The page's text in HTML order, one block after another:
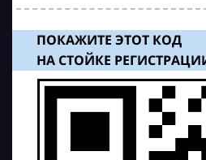
ПОКАЖИТЕ ЭТОТ КОД
НА СТОЙКЕ